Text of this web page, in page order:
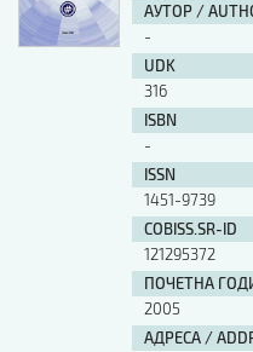
АУТОР /
-
UDK
316
ISBN
-
ISSN
1451-9739
COBISS.SR-ID
121295372
ПОЧЕТНА
2005
АДРЕСА /